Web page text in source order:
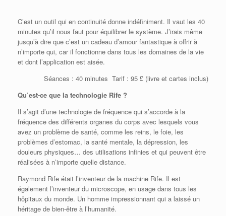
C’est un outil qui en continuité donne indéfiniment. Il vaut les 40
minutes qu’il nous faut pour équilibrer le système. J’irais même
jusqu’à dire que c’est un cadeau d’amour fantastique à offrir à
n’importe qui, car il fonctionne dans tous les domaines de la vie
et dont l’application est aisée.
Séances : 40 minutes Tarif : 95 £ (livre et cartes inclus)
Qu’est-ce que la technologie Rife ?
Il s’agit d’une technologie de fréquence qui s’accorde à la
fréquence des différents organes du corps avec lesquels vous
avez un problème de santé, comme les reins, le foie, les
problèmes d’estomac, la santé mentale, la dépression, les
douleurs physiques… des utilisations infinies et qui peuvent être
réalisées à n’importe quelle distance.
Raymond Rife était l’inventeur de la machine Rife. Il est
également l’inventeur du microscope, en usage dans tous les
hôpitaux du monde. Un homme impressionnant qui a laissé un
héritage de bien-être à l’humanité.